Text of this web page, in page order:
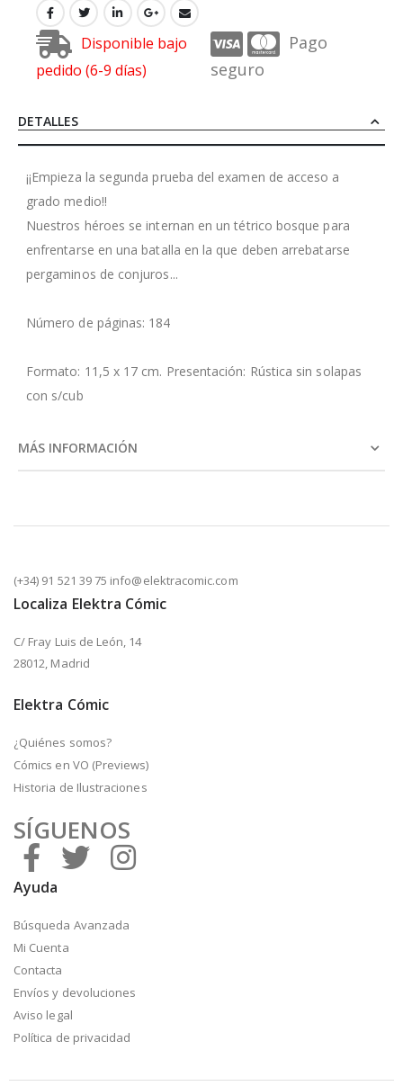
Disponible bajo
pedido (6-9 días)
Pago
seguro
DETALLES
¡¡Empieza la segunda prueba del examen de acceso a
grado medio!!
Nuestros héroes se internan en un tétrico bosque para
enfrentarse en una batalla en la que deben arrebatarse
pergaminos de conjuros...
Número de páginas: 184
Formato: 11,5 x 17 cm. Presentación: Rústica sin solapas
con s/cub
MÁS INFORMACIÓN
(+34) 91 521 39 75 info@elektracomic.com
Localiza Elektra Cómic
C/ Fray Luis de León, 14
28012, Madrid
Elektra Cómic
¿Quiénes somos?
Cómics en VO (Previews)
Historia de Ilustraciones
SÍGUENOS
Ayuda
Búsqueda Avanzada
Mi Cuenta
Contacta
Envíos y devoluciones
Aviso legal
Política de privacidad